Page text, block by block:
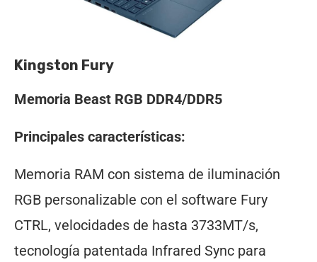
Kingston Fury
Memoria Beast RGB DDR4/DDR5
Principales características:
Memoria RAM con sistema de iluminación
RGB personalizable con el software Fury
CTRL, velocidades de hasta 3733MT/s,
tecnología patentada Infrared Sync para